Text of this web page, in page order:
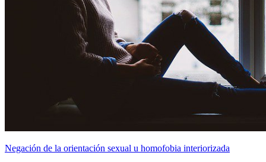
Negación de la orientación sexual u homofobia interiorizada